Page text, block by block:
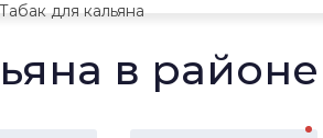
Табак для кальяна
в